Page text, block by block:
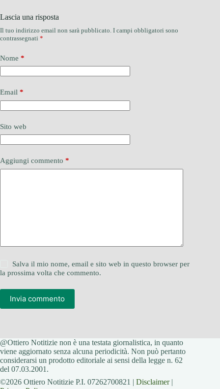
Lascia una risposta
Il tuo indirizzo email non sarà pubblicato. I campi obbligatori sono
contrassegnati *
Nome *
Email *
Sito web
Aggiungi commento *
Salva il mio nome, email e sito web in questo browser per
la prossima volta che commento.
Invia commento
@Ottiero Notitizie non è una testata giornalistica, in quanto
viene aggiornato senza alcuna periodicità. Non può pertanto
considerarsi un prodotto editoriale ai sensi della legge n. 62
del 07.03.2001.
©2026 Ottiero Notitizie P.I. 07262700821 | Disclaimer|